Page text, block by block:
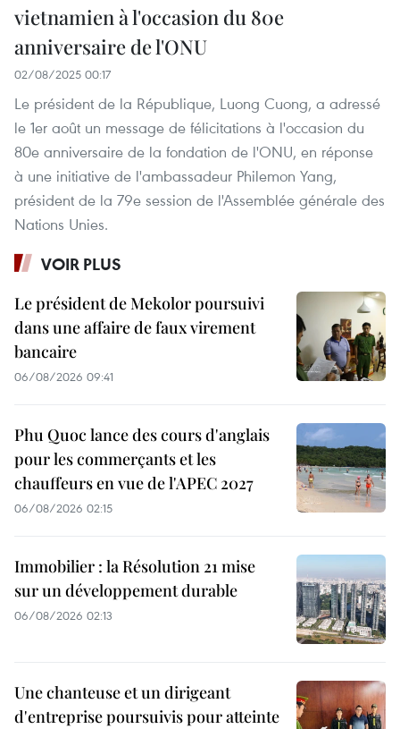
vietnamien à l'occasion du 80e
anniversaire de l'ONU
02/08/2025 00:17
Le président de la République, Luong Cuong, a adressé
le 1er août un message de félicitations à l'occasion du
80e anniversaire de la fondation de l'ONU, en réponse
à une initiative de l'ambassadeur Philemon Yang,
président de la 79e session de l'Assemblée générale des
Nations Unies.
VOIR PLUS
Le président de Mekolor poursuivi
dans une affaire de faux virement
bancaire
06/08/2026 09:41
Phu Quoc lance des cours d'anglais
pour les commerçants et les
chauffeurs en vue de l'APEC 2027
06/08/2026 02:15
Immobilier : la Résolution 21 mise
sur un développement durable
06/08/2026 02:13
Une chanteuse et un dirigeant
d'entreprise poursuivis pour atteinte